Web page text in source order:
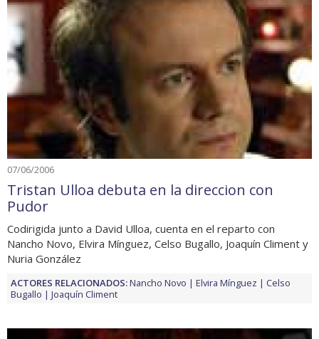
07/06/2006
Tristan Ulloa debuta en la direccion con
Pudor
Codirigida junto a David Ulloa, cuenta en el reparto con
Nancho Novo, Elvira Mínguez, Celso Bugallo, Joaquín Climent y
Nuria González
ACTORES RELACIONADOS:Nancho Novo Elvira Mínguez
Celso
Bugallo
Joaquín Climent